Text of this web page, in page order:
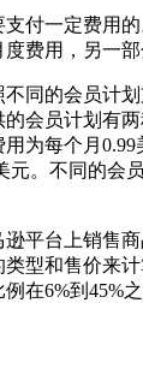
付一定费用
费用，另一部
同的会员计
会员计划有
为每个月
元。不同的会
平台上销售
型和售价来
在6%到45%之